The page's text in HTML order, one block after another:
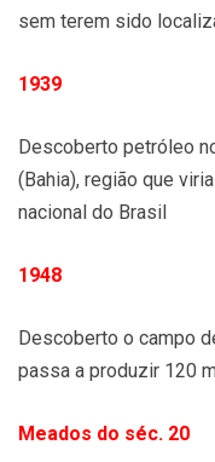
sem terem sido
1939
Descoberto petróleo
(Bahia), região que
nacional do Brasil
1948
Descoberto o campo
passa a produzir 120
Meados do séc. 20